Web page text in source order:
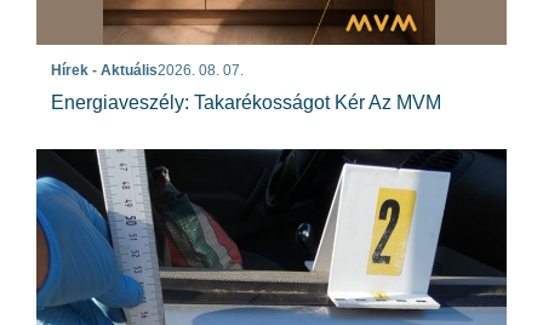
Hírek - Aktuális2026. 08. 07.
Energiaveszély: Takarékosságot Kér Az MVM